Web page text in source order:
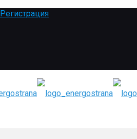
Регистрация